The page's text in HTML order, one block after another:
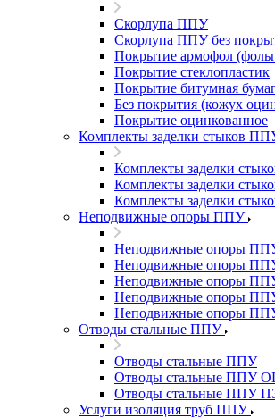
Скорлупа ППУ
Скорлупа ППУ без
Покрытие армофол
Покрытие стеклопластик
Покрытие битумная
Без покрытия (кожух
Покрытие оцинкованное
Комплекты заделки стыков
Комплекты заделки
Комплекты заделки
Комплекты заделки
Неподвижные опоры ППУ
Неподвижные опоры
Неподвижные опоры
Неподвижные опоры
Неподвижные опоры
Неподвижные опоры
Отводы стальные ППУ
Отводы стальные ППУ
Отводы стальные ППУ
Отводы стальные ППУ
Услуги изоляция труб ППУ